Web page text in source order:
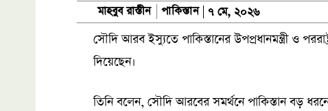
মাহবুব রাস্তীন পাকিস্তান ৭ মে, ২০২৬
সৌদি আরব ইস্যুতে পাকিস্তানের উপপ্রধানমন্ত্রী ও
দিয়েছেন।
তিনি বলেন, সৌদি আরবের সমর্থনে পাকিস্তান বড়